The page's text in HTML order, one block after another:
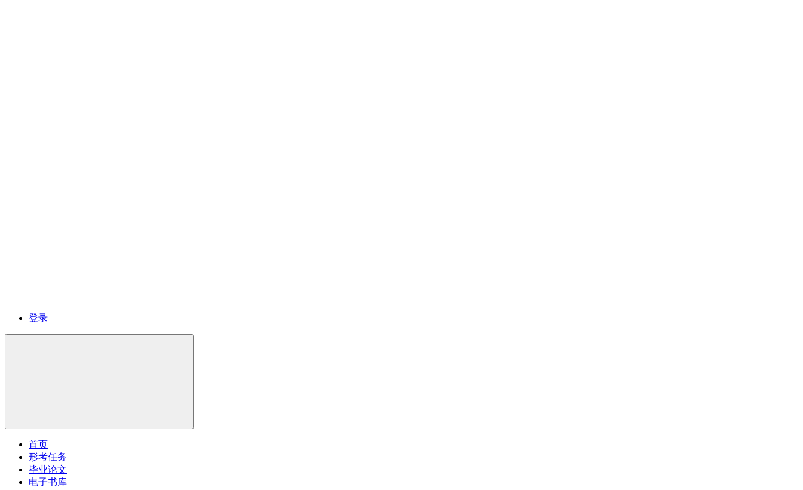
登录
首页
形考任务
毕业论文
电子书库